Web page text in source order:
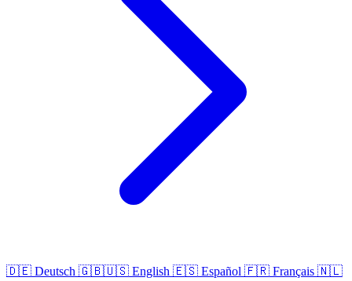
🇩🇪 Deutsch 🇬🇧🇺🇸 English 🇪🇸 Español 🇫🇷 Français 🇳🇱